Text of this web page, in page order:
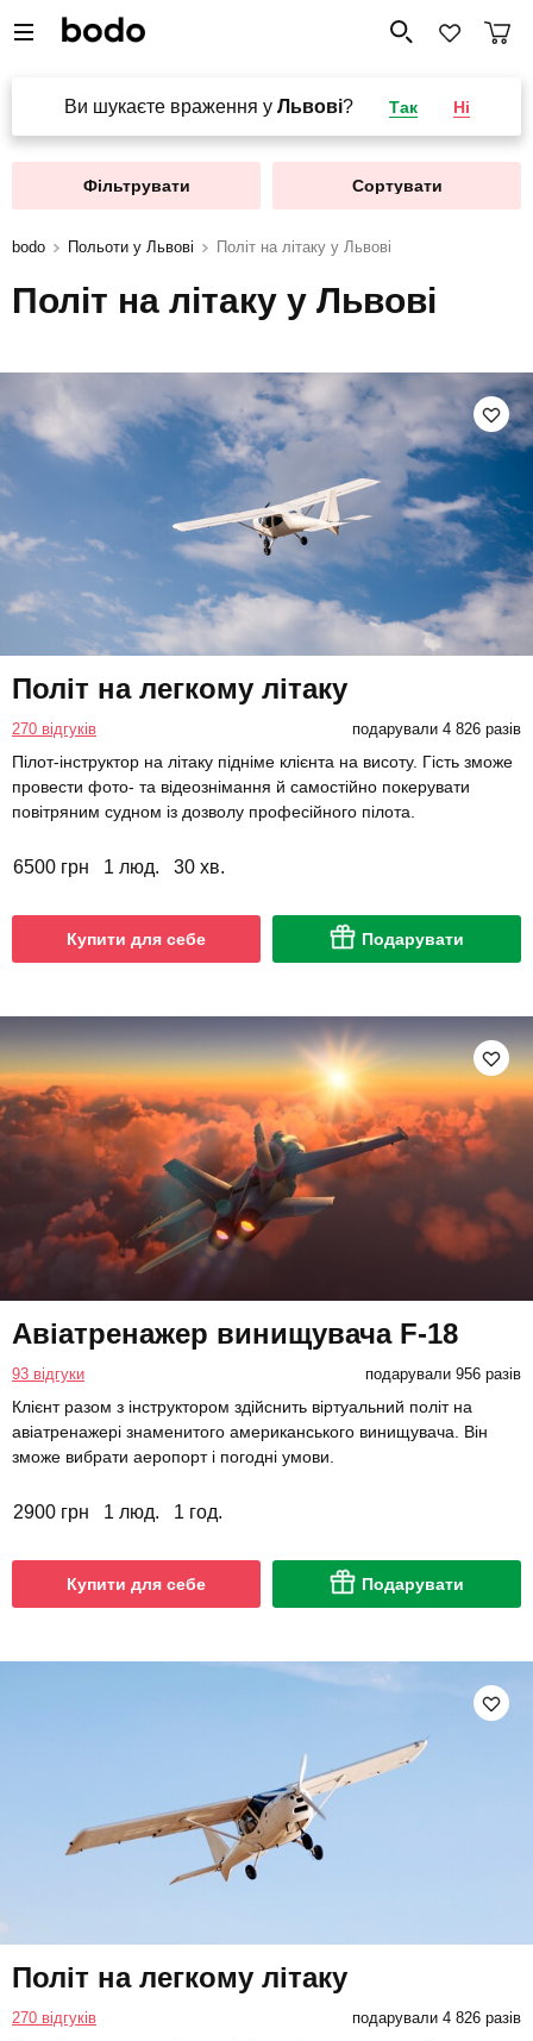
Ви шукаєте враження у Львові? Так Ні
Фільтрувати Сортувати
bodo Польоти у Львові Політ на літаку у Львові
Політ на літаку у Львові
Політ на легкому літаку
270 відгуків подарували 4 826 разів
Пілот-інструктор на літаку підніме клієнта на висоту. Гість зможе
провести фото- та відеознімання й самостійно покерувати
повітряним судном із дозволу професійного пілота.
6500 грн 1 люд. 30 хв.
Купити для себе Подарувати
Авіатренажер винищувача F-18
93 відгуки подарували 956 разів
Клієнт разом з інструктором здійснить віртуальний політ на
авіатренажері знаменитого американського винищувача. Він
зможе вибрати аеропорт і погодні умови.
2900 грн 1 люд. 1 год.
Купити для себе Подарувати
Політ на легкому літаку
270 відгуків подарували 4 826 разів